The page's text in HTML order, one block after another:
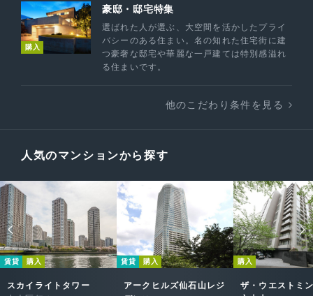
購入
豪邸・邸宅特集
選ばれた人が選ぶ、大空間を活かしたプライ
バシーのある住まい。名の知れた住宅街に建
つ豪奢な邸宅や華麗な一戸建ては特別感溢れ
る住まいです。
他のこだわり条件を見る
人気のマンションから探す
賃貸 購入
スカイライトタワー
賃貸 購入
アークヒルズ仙石山レジ
購入
ザ・ウエストミ